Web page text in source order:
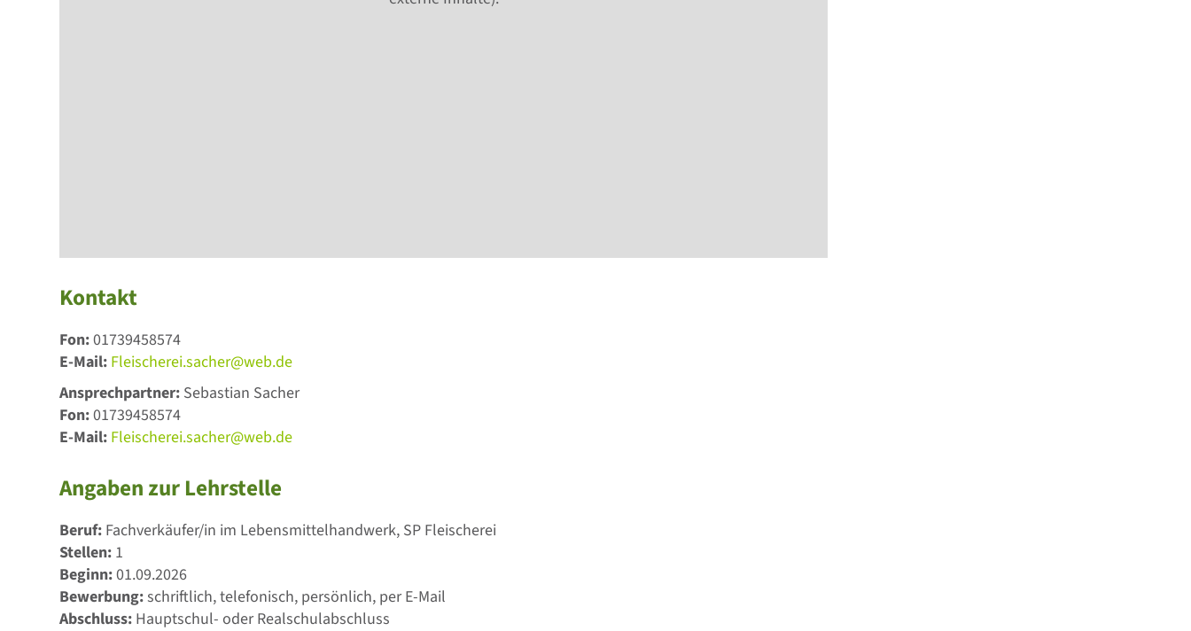
Kontakt
Fon:01739458574
E-Mail: Fleischerei.sacher@web.de
Ansprechpartner: Sebastian Sacher
Fon:01739458574
E-Mail: Fleischerei.sacher@web.de
Angaben zur Lehrstelle
Beruf: Fachverkäufer/in im Lebensmittelhandwerk, SP Fleischerei
Stellen: 1
Beginn:01.09.2026
Bewerbung:schriftlich, telefonisch, persönlich, per E-Mail
Abschluss: Hauptschul- oder Realschulabschluss